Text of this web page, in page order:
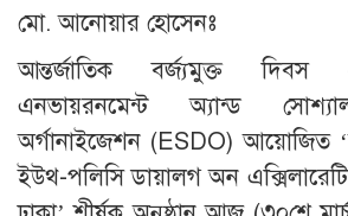
মো. আনোয়ার হোসেনঃ
আন্তর্জাতিক বর্জ্যমুক্ত
এনভায়রনমেন্ট অ্যান্ড
অর্গানাইজেশন (ESDO) আয়োজিত
ইউথ-পলিসি ডায়ালগ অন